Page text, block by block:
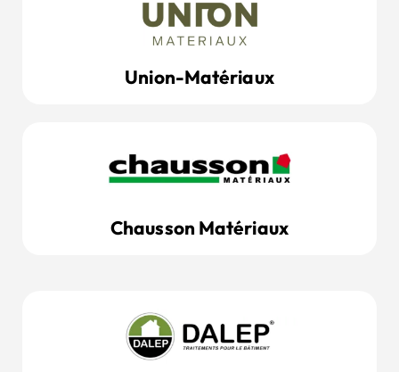
Union-Matériaux
Chausson Matériaux